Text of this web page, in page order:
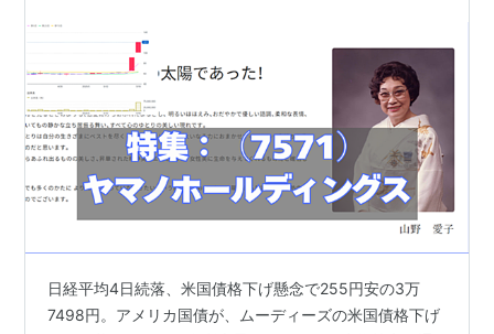
日経平均4日続落、米国債格下げ懸念で255円安の3万
7498円。アメリカ国債が、ムーディーズの米国債格下げ